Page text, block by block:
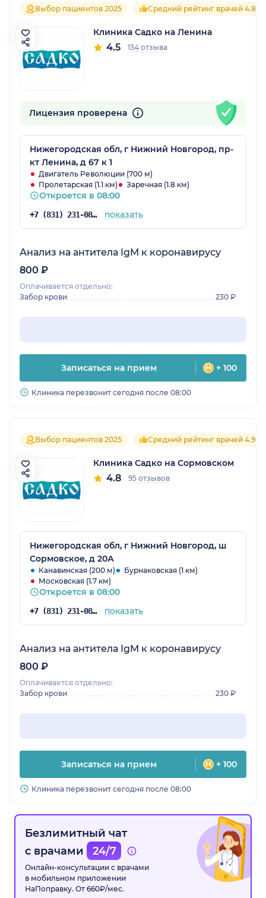
Выбор пациентов 2025 Средний рейтинг врачей 4.8
Клиника Садко на Ленина
4.5 134 отзыва
Лицензия проверена
Нижегородская обл, г Нижний Новгород, пр-
кт Ленина, д 67 к 1
Двигатель Революции (700 м)
Пролетарская (1.1 км)
Заречная (1.8 км)
Откроется в 08:00
+7 (831) 231-08-16 показать
Анализ на антитела IgM к коронавирусу
800 ₽
Оплачивается отдельно:
Забор крови
230 ₽
Записаться на прием + 100
Клиника перезвонит сегодня после 08:00
Выбор пациентов 2025 Средний рейтинг врачей 4.9
Клиника Садко на Сормовском
4.8 95 отзывов
Нижегородская обл, г Нижний Новгород, ш
Сормовское, д 20А
Канавинская (200 м)
Бурнаковская (1 км)
Московская (1.7 км)
Откроется в 08:00
+7 (831) 231-08-16 показать
Анализ на антитела IgM к коронавирусу
800 ₽
Оплачивается отдельно:
Забор крови
230 ₽
Записаться на прием + 100
Клиника перезвонит сегодня после 08:00
Безлимитный чат
с врачами
24/7
Онлайн-консультации с врачами
в мобильном приложении
НаПоправку. От 660₽/мес.